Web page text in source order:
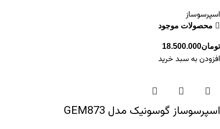
اسپرسوساز
محصولات موجود
تومان18.500.000
افزودن به سبد خرید
اسپرسوساز گوسونیک مدل GEM873